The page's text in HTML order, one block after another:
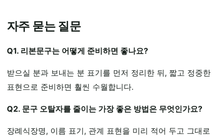
자주 묻는 질문
Q1. 리본문구는 어떻게 준비하면 좋나요?
받으실 분과 보내는 분 표기를 먼저 정리한 뒤, 짧고 정중한
표현으로 준비하면 훨씬 수월합니다.
Q2. 문구 오탈자를 줄이는 가장 좋은 방법은 무엇인가요?
장례식장명, 이름 표기, 관계 표현을 미리 적어 두고 그대로